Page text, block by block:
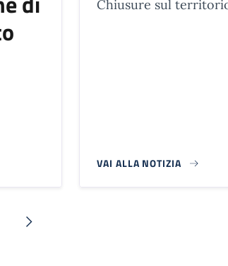
Chiusure sul
VAI ALLA NOTIZIA
Pagina successiva